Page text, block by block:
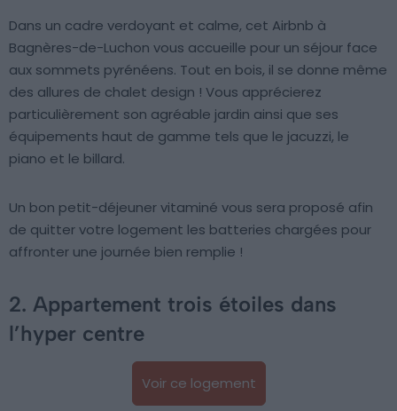
Dans un cadre verdoyant et calme, cet Airbnb à
Bagnères-de-Luchon vous accueille pour un séjour face
aux sommets pyrénéens. Tout en bois, il se donne même
des allures de chalet design ! Vous apprécierez
particulièrement son agréable jardin ainsi que ses
équipements haut de gamme tels que le jacuzzi, le
piano et le billard.
Un bon petit-déjeuner vitaminé vous sera proposé afin
de quitter votre logement les batteries chargées pour
affronter une journée bien remplie !
2. Appartement trois étoiles dans
l’hyper centre
Voir ce logement